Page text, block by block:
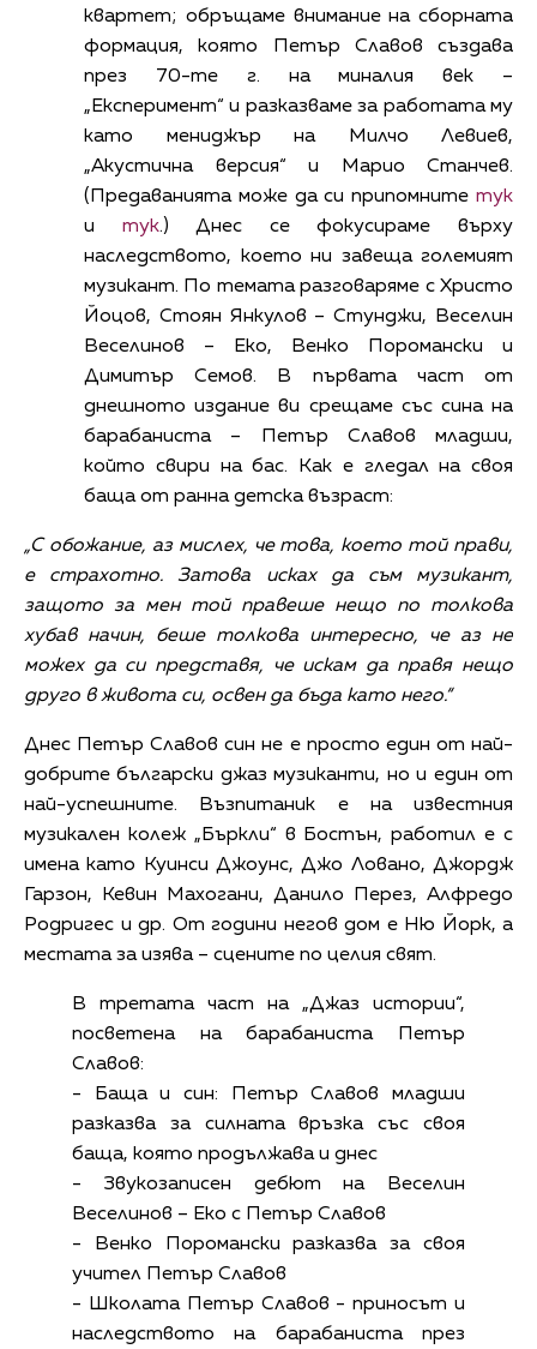
квартет; обръщаме внимание на сборната
формация, която Петър Славов създава
през 70-те г. на миналия век –
„Експеримент“ и разказваме за работата му
като мениджър на Милчо Левиев,
„Акустична версия“ и Марио Станчев.
(Предаванията може да си припомните тук
и тук.) Днес се фокусираме върху
наследството, което ни завеща големият
музикант. По темата разговаряме с Христо
Йоцов, Стоян Янкулов – Стунджи, Веселин
Веселинов – Еко, Венко Поромански и
Димитър Семов. В първата част от
днешното издание ви срещаме със сина на
барабаниста – Петър Славов младши,
който свири на бас. Как е гледал на своя
баща от ранна детска възраст:
„С обожание, аз мислех, че това, което той прави,
е страхотно. Затова исках да съм музикант,
защото за мен той правеше нещо по толкова
хубав начин, беше толкова интересно, че аз не
можех да си представя, че искам да правя нещо
друго в живота си, освен да бъда като него.“
Днес Петър Славов син не е просто един от най-
добрите български джаз музиканти, но и един от
най-успешните. Възпитаник е на известния
музикален колеж „Бъркли“ в Бостън, работил е с
имена като Куинси Джоунс, Джо Ловано, Джордж
Гарзон, Кевин Махогани, Данило Перез, Алфредо
Родригес и др. От години негов дом е Ню Йорк, а
местата за изява – сцените по целия свят.
В третата част на „Джаз истории“,
посветена на барабаниста Петър
Славов:
- Баща и син: Петър Славов младши
разказва за силната връзка със своя
баща, която продължава и днес
- Звукозаписен дебют на Веселин
Веселинов – Еко с Петър Славов
- Венко Поромански разказва за своя
учител Петър Славов
- Школата Петър Славов - приносът и
наследството на барабаниста през